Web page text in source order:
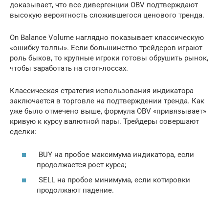
доказывает, что все дивергенции OBV подтверждают
высокую вероятность сложившегося ценового тренда.
On Balance Volume наглядно показывает классическую
«ошибку толпы». Если большинство трейдеров играют
роль быков, то крупные игроки готовы обрушить рынок,
чтобы заработать на стоп-лоссах.
Классическая стратегия использования индикатора
заключается в торговле на подтверждении тренда. Как
уже было отмечено выше, формула OBV «привязывает»
кривую к курсу валютной пары. Трейдеры совершают
сделки:
BUY на пробое максимума индикатора, если
продолжается рост курса;
SELL на пробое минимума, если котировки
продолжают падение.